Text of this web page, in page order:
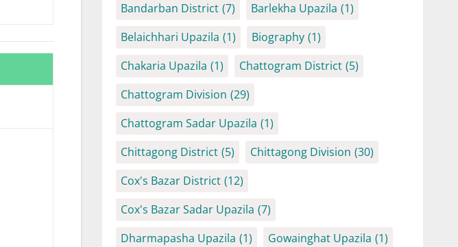
Bandarban District (7) Barlekha Upazila (1)
Belaichhari Upazila (1) Biography (1)
Chakaria Upazila (1) Chattogram District (5)
Chattogram Division (29)
Chattogram Sadar Upazila (1)
Chittagong District (5) Chittagong Division (30)
Cox's Bazar District (12)
Cox's Bazar Sadar Upazila (7)
Dharmapasha Upazila (1) Gowainghat Upazila (1)